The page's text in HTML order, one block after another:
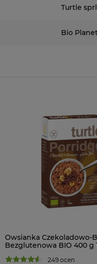
Turtle
Bio
Owsianka Czekoladowo-
Bezglutenowa BIO 400 g
249 ocen